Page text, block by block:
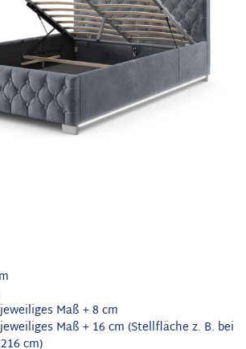
Maß + 8 cm
Maß + 16 cm (Stellfläche z. B. bei
cm)